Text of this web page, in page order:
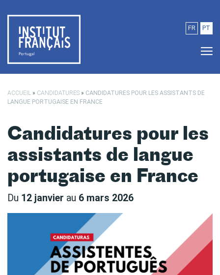
FR PT
ACCUEIL » CANDIDATURES » CANDIDATURES POUR LES ASSISTANTS DE
LANGUE PORTUGAISE EN FRANCE
Candidatures pour les
assistants de langue
portugaise en France
Du 12 janvier au 6 mars 2026